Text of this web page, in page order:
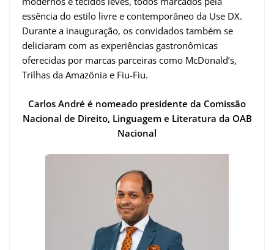
essência do estilo livre e contemporâneo da Use DX.
Durante a inauguração, os convidados também se
deliciaram com as experiências gastronômicas
oferecidas por marcas parceiras como McDonald’s,
Trilhas da Amazônia e Fiu-Fiu.
Carlos André é nomeado presidente da Comissão
Nacional de Direito, Linguagem e Literatura da OAB
Nacional